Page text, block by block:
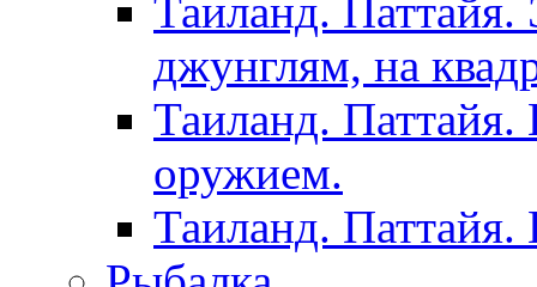
Таиланд. Паттайя.
джунглям, на
Таиланд.
оружием.
Таиланд. Паттайя.